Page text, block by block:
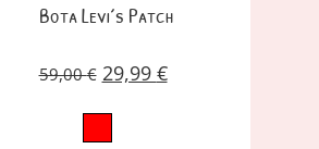
Bota Levi´s Patch
59,00€ 29,99 €